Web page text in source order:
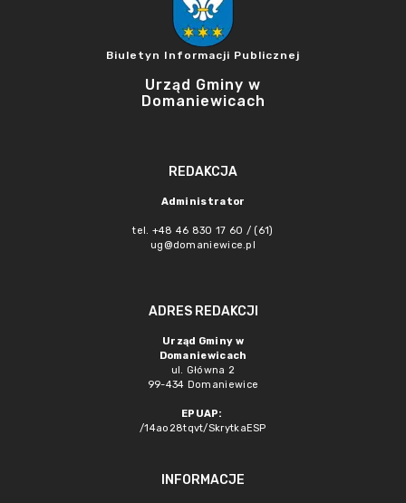
Biuletyn Informacji Publicznej
Urząd Gminy w
Domaniewicach
REDAKCJA
Administrator
tel. +48 46 830 17 60 / (61)
ug@domaniewice.pl
ADRES REDAKCJI
Urząd Gminy w
Domaniewicach
ul. Główna 2
99-434 Domaniewice
EPUAP:
/14ao28tqvt/SkrytkaESP
INFORMACJE